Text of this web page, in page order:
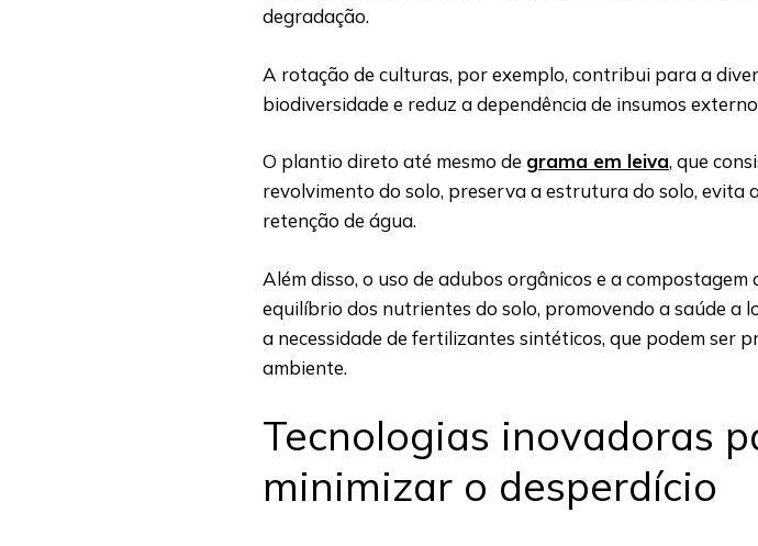
degradação.
A rotação de culturas, por exemplo, contribui para a
biodiversidade e reduz a dependência de insumos
O plantio direto até mesmo de grama em leiva, que
revolvimento do solo, preserva a estrutura do solo, evita
retenção de água.
Além disso, o uso de adubos orgânicos e a compostagem
equilíbrio dos nutrientes do solo, promovendo a saúde a
a necessidade de fertilizantes sintéticos, que podem ser
ambiente.
Tecnologias inovadoras
minimizar o desperdício